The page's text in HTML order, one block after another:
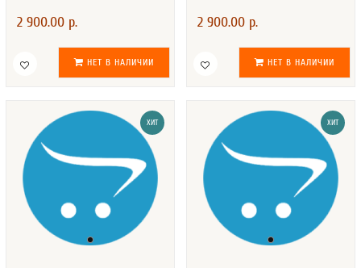
2 900.00 р.
НЕТ В НАЛИЧИИ
2 900.00 р.
НЕТ В НАЛИЧИИ
ХИТ ХИТ